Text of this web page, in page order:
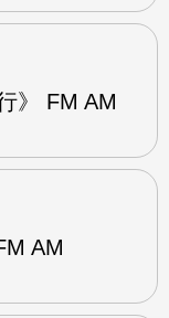
》 FM AM
AM